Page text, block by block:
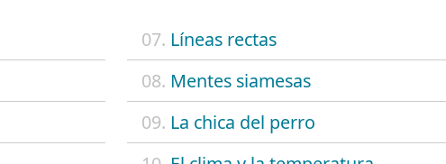
07. Líneas rectas
08. Mentes siamesas
09. La chica del perro